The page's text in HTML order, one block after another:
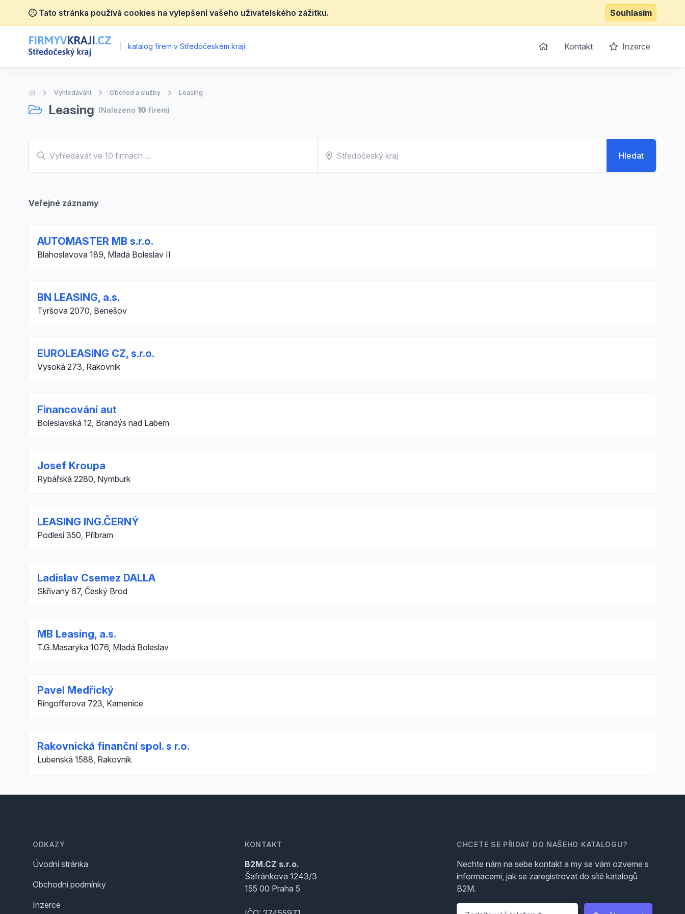
Tato stránka používá cookies na vylepšení vašeho uživatelského zážitku. Souhlasím
katalog firem v Středočeském kraji Kontakt Inzerce
Úvodní stránka
Vyhledávání Obchod a služby Leasing
Leasing (Nalezeno 10 firem)
Hledat
Veřejné záznamy
AUTOMASTER MB s.r.o.
Blahoslavova 189, Mladá Boleslav II
BN LEASING, a.s.
Tyršova 2070, Benešov
EUROLEASING CZ, s.r.o.
Vysoká 273, Rakovník
Financování aut
Boleslavská 12, Brandýs nad Labem
Josef Kroupa
Rybářská 2280, Nymburk
LEASING ING.ČERNÝ
Podlesí 350, Příbram
Ladislav Csemez DALLA
Skřivany 67, Český Brod
MB Leasing, a.s.
T.G.Masaryka 1076, Mladá Boleslav
Pavel Medřický
Ringofferova 723, Kamenice
Rakovnická finanční spol. s r.o.
Lubenská 1588, Rakovník
ODKAZY
Úvodní stránka
Obchodní podmínky
Inzerce
KONTAKT
B2M.CZ s.r.o.
Šafránkova 1243/3
155 00 Praha 5
CHCETE SE PŘIDAT DO NAŠEHO KATALOGU?
Nechte nám na sebe kontakt a my se vám ozveme s
informacemi, jak se zaregistrovat do sítě katalogů
B2M.
Telefon